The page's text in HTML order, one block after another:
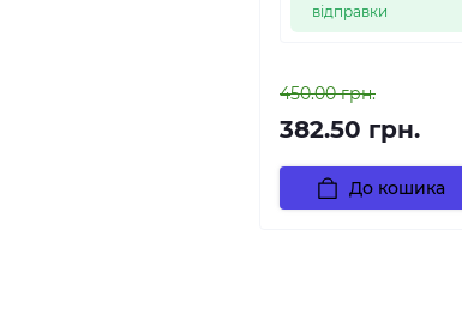
відправки
450.00 грн.
382.50 грн.
До кошика